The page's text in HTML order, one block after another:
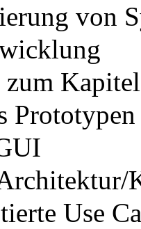
von
Kapitel
Prototypen
Use